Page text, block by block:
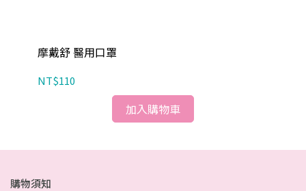
摩戴舒 醫用口罩
NT$110
加入購物車
購物須知